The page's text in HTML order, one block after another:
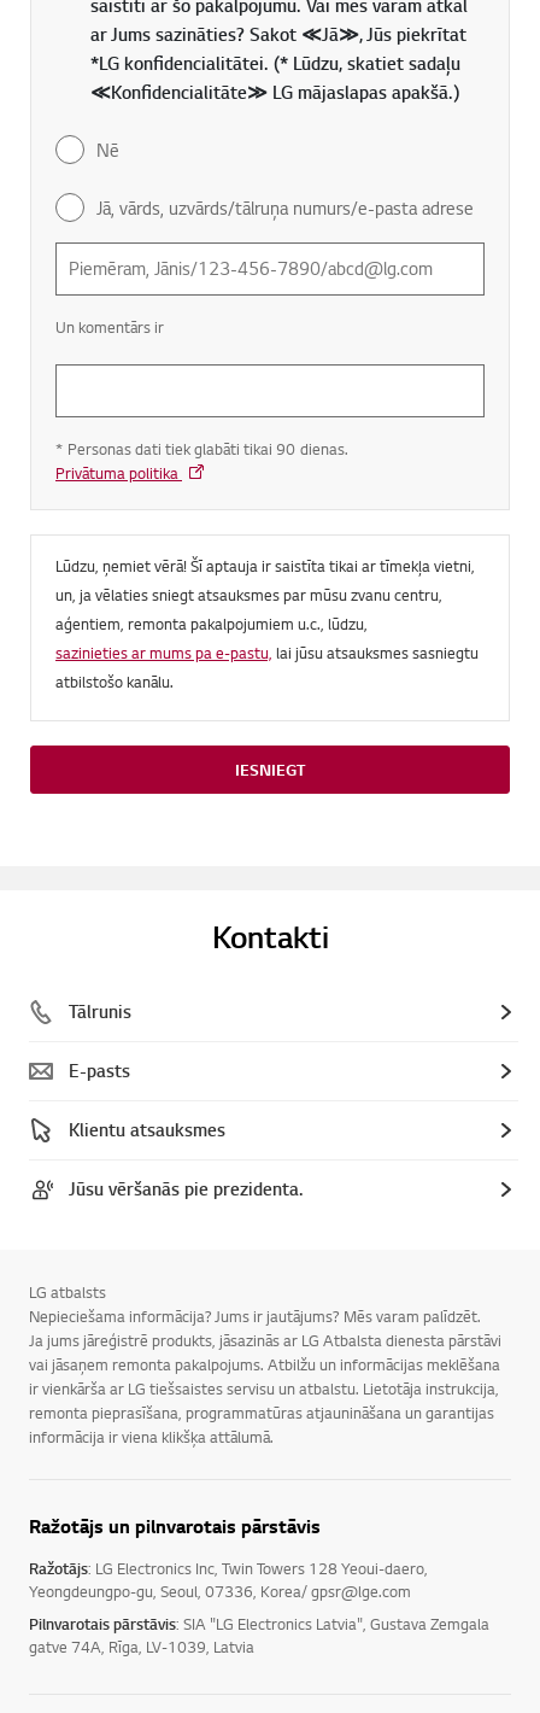
ar Jums sazināties? Sakot ≪Jā≫, Jūs piekrītat
*LG konfidencialitātei. (* Lūdzu, skatiet sadaļu
≪Konfidencialitāte≫ LG mājaslapas apakšā.)
Nē
Jā, vārds, uzvārds/tālruņa numurs/e-pasta adrese
Un komentārs ir
* Personas dati tiek glabāti tikai 90 dienas.
Privātuma politika
Lūdzu, ņemiet vērā! Šī aptauja ir saistīta tikai ar tīmekļa vietni,
un, ja vēlaties sniegt atsauksmes par mūsu zvanu centru,
aģentiem, remonta pakalpojumiem u.c., lūdzu,
sazinieties ar mums pa e-pastu, lai jūsu atsauksmes sasniegtu
atbilstošo kanālu.
IESNIEGT
Kontakti
Tālrunis
E-pasts
Klientu atsauksmes
Jūsu vēršanās pie prezidenta.
LG atbalsts
Nepieciešama informācija? Jums ir jautājums? Mēs varam palīdzēt.
Ja jums jāreģistrē produkts, jāsazinās ar LG Atbalsta dienesta pārstāvi
vai jāsaņem remonta pakalpojums. Atbilžu un informācijas meklēšana
ir vienkārša ar LG tiešsaistes servisu un atbalstu. Lietotāja instrukcija,
remonta pieprasīšana, programmatūras atjaunināšana un garantijas
informācija ir viena klikšķa attālumā.
Ražotājs un pilnvarotais pārstāvis
Ražotājs: LG Electronics Inc, Twin Towers 128 Yeoui-daero,
Yeongdeungpo-gu, Seoul, 07336, Korea/ gpsr@lge.com
Pilnvarotais pārstāvis: SIA "LG Electronics Latvia", Gustava Zemgala
gatve 74A, Rīga, LV-1039, Latvia